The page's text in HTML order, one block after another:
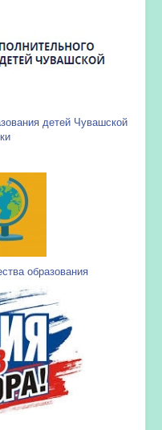
детей Чувашской
образования